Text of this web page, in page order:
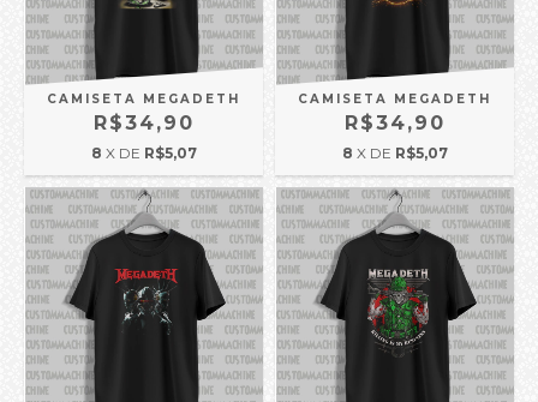
CAMISETA MEGADETH
R$34,90
8 X DE R$5,07
CAMISETA MEGADETH
R$34,90
8 X DE R$5,07